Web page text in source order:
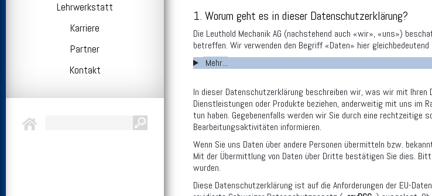
Lehrwerkstatt
Karriere
Partner
Kontakt
1. Worum geht es in dieser Datenschutzerklärung?
Die Leuthold Mechanik AG (nachstehend auch «wir», «uns»)
betreffen. Wir verwenden den Begriff «Daten» hier
Mehr...
In dieser Datenschutzerklärung beschreiben wir, was wir mit Ihren
Dienstleistungen oder Produkte beziehen, anderweitig mit uns im
tun haben. Gegebenenfalls werden wir Sie durch eine
Bearbeitungsaktivitäten informieren.
Wenn Sie uns Daten über andere Personen übermitteln bzw.
Mit der Übermittlung von Daten über Dritte bestätigen Sie dies.
wurden.
Diese Datenschutzerklärung ist auf die Anforderungen der EU-